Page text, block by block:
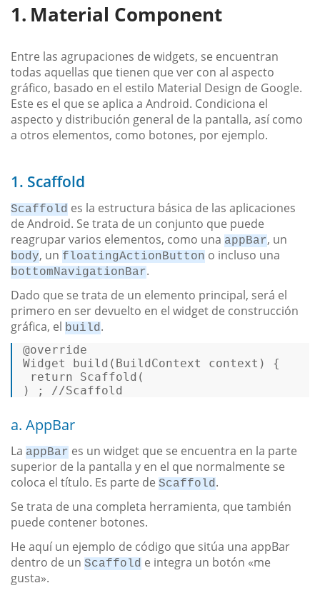
Material Component
Entre las agrupaciones de widgets, se encuentran
todas aquellas que tienen que ver con al aspecto
gráfico, basado en el estilo Material Design de Google.
Este es el que se aplica a Android. Condiciona el
aspecto y distribución general de la pantalla, así como
a otros elementos, como botones, por ejemplo.
1. Scaffold
Scaffold es la estructura básica de las aplicaciones
de Android. Se trata de un conjunto que puede
reagrupar varios elementos, como una appBar, un
body, un floatingActionButton o incluso una
bottomNavigationBar.
Dado que se trata de un elemento principal, será el
primero en ser devuelto en el widget de construcción
gráfica, el build.
@override
Widget build(BuildContext context) {
return Scaffold (
) ; //Scaffold
a. AppBar
La appBar es un widget que se encuentra en la parte
superior de la pantalla y en el que normalmente se
coloca el título. Es parte de Scaffold.
Se trata de una completa herramienta, que también
puede contener botones.
He aquí un ejemplo de código que sitúa una appBar
dentro de un Scaffold e integra un botón «me
gusta».